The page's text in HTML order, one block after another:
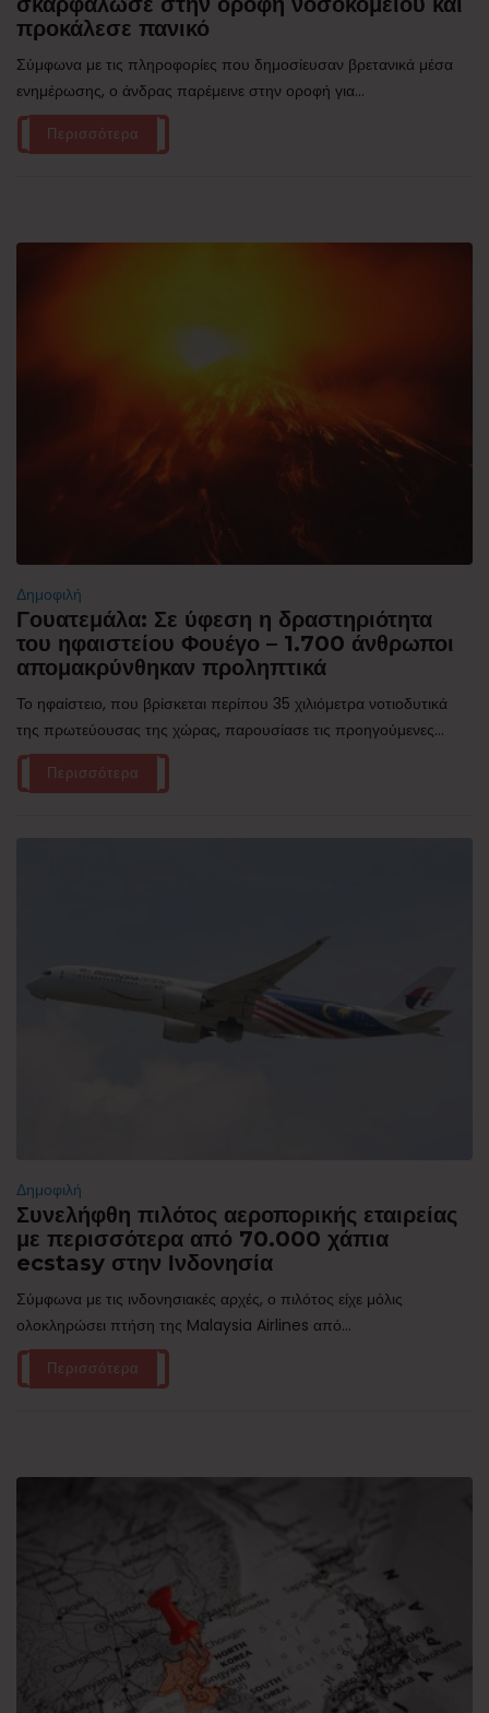
προκάλεσε πανικό
Σύμφωνα με τις πληροφορίες που δημοσίευσαν βρετανικά μέσα
ενημέρωσης, ο άνδρας παρέμεινε στην οροφή για...
Περισσότερα
Δημοφιλή
Γουατεμάλα: Σε ύφεση η δραστηριότητα
του ηφαιστείου Φουέγο – 1.700 άνθρωποι
απομακρύνθηκαν προληπτικά
Το ηφαίστειο, που βρίσκεται περίπου 35 χιλιόμετρα νοτιοδυτικά
της πρωτεύουσας της χώρας, παρουσίασε τις προηγούμενες...
Περισσότερα
Δημοφιλή
Συνελήφθη πιλότος αεροπορικής εταιρείας
με περισσότερα από 70.000 χάπια
ecstasy στην Ινδονησία
Σύμφωνα με τις ινδονησιακές αρχές, ο πιλότος είχε μόλις
ολοκληρώσει πτήση της Malaysia Airlines από...
Περισσότερα